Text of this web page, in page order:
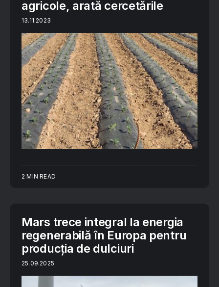
agricole, arată cercetările
13.11.2023
2 MIN READ
Mars trece integral la energia
regenerabilă în Europa pentru
producția de dulciuri
25.09.2025